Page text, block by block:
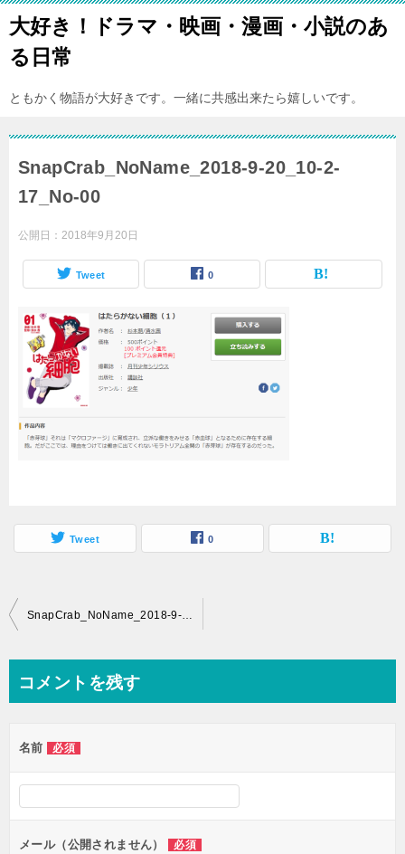
大好き！ドラマ・映画・漫画・小説のあ
る日常
ともかく物語が大好きです。一緒に共感出来たら嬉しいです。
SnapCrab_NoName_2018-9-20_10-2-
17_No-00
公開日： 2018年9月20日
Tweet 0
Tweet 0
投
ビ
ー
シ
ン
SnapCrab_NoName_2018-9-20_10-2-17_No-00
コメントを残す
名前 必須
メール（公開されません） 必須